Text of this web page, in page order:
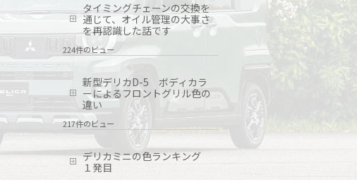
タイミングチェーンの交換を
通じて、オイル管理の大事さ
を再認識した話です
224件のビュー
新型デリカD-5 ボディカラ
ーによるフロントグリル色の
違い
217件のビュー
デリカミニの色ランキング
１発目